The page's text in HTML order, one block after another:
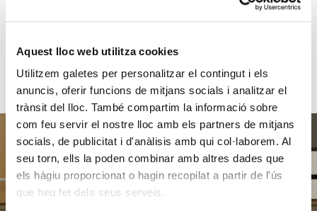
Aquest lloc web utilitza cookies
Utilitzem galetes per personalitzar el contingut i els
anuncis, oferir funcions de mitjans socials i analitzar el
trànsit del lloc. També compartim la informació sobre
com feu servir el nostre lloc amb els partners de mitjans
socials, de publicitat i d'anàlisis amb qui col·laborem. Al
seu torn, ells la poden combinar amb altres dades que
els hàgiu proporcionat o hagin recopilat a partir de l'ús
que heu fet dels seus serveis.
Ajuda'ns